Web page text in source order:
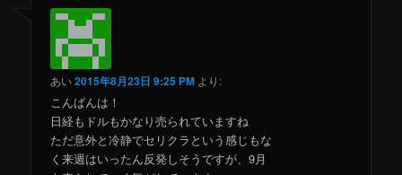
あい2015年8月23日 9:25 PM より:
こんばんは！
日経もドルもかなり売られていますね
ただ意外と冷静でセリクラという感じもな
く来週はいったん反発しそうですが、9月